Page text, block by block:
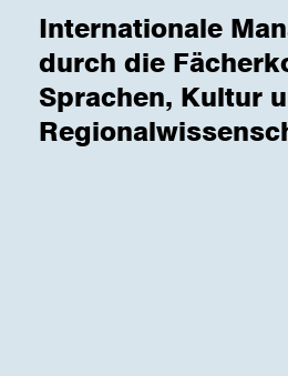
Internationale
durch die
Sprachen, Kultur